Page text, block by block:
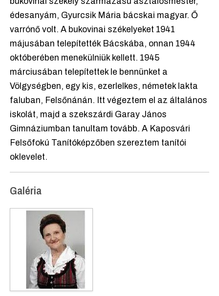
édesanyám, Gyurcsik Mária bácskai magyar. Ő
varrónő volt. A bukovinai székelyeket 1941
májusában telepítették Bácskába, onnan 1944
októberében menekülniük kellett. 1945
márciusában telepítettek le bennünket a
Völgységben, egy kis, ezerlelkes, németek lakta
faluban, Felsőnánán. Itt végeztem el az általános
iskolát, majd a szekszárdi Garay János
Gimnáziumban tanultam tovább. A Kaposvári
Felsőfokú Tanítóképzőben szereztem tanítói
oklevelet.
Galéria